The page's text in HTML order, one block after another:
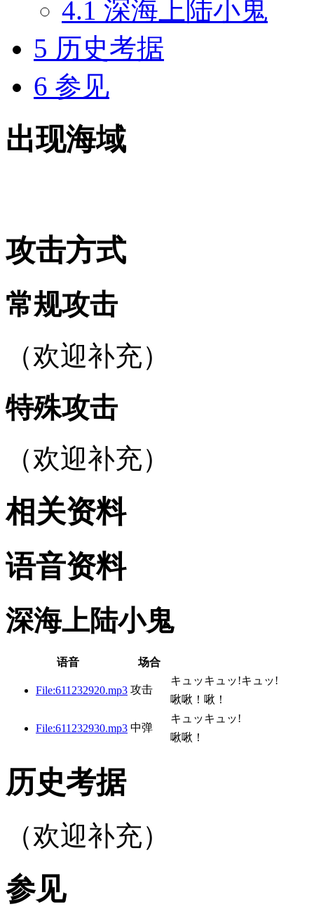
4.1 深海上陆小鬼
5 历史考据
6 参见
出现海域
攻击方式
常规攻击
（欢迎补充）
特殊攻击
（欢迎补充）
相关资料
语音资料
深海上陆小鬼
语音 场合
File:611232920.mp3 攻击
キュッキュッ!キュッ!
啾啾！啾！
File:611232930.mp3 中弹
キュッキュッ!
啾啾！
历史考据
（欢迎补充）
参见